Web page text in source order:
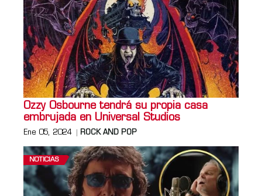
Ozzy Osbourne tendrá su propia casa
embrujada en Universal Studios
Ene 05, 2024 ROCK AND POP
NOTICIAS